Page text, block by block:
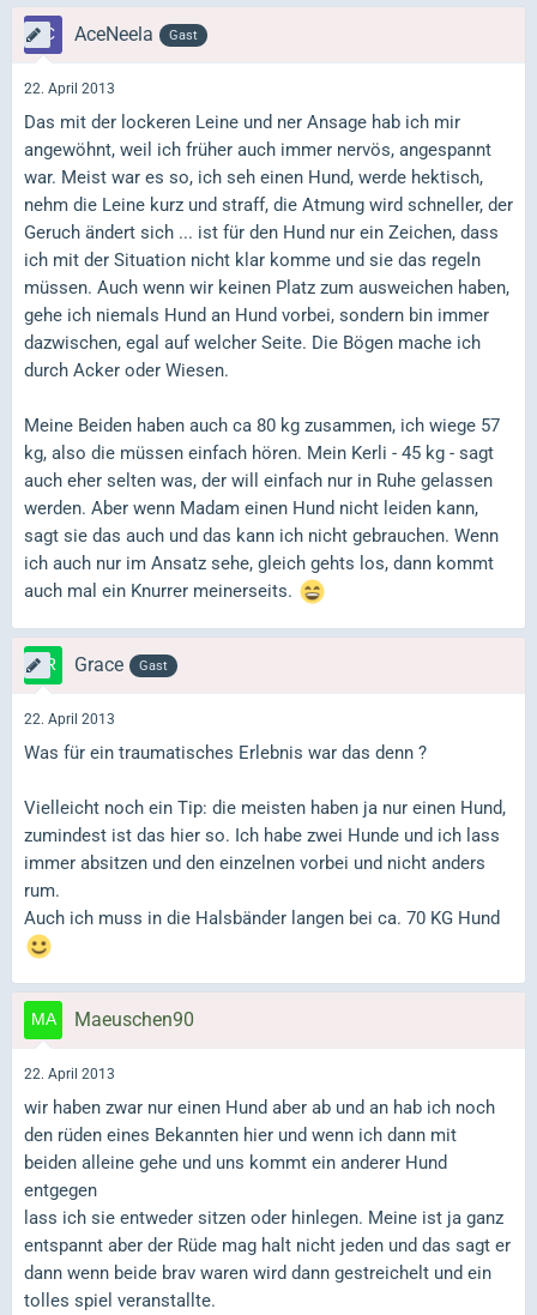
AceNeela Gast
22. April 2013
Das mit der lockeren Leine und ner Ansage hab ich mir
angewöhnt, weil ich früher auch immer nervös, angespannt
war. Meist war es so, ich seh einen Hund, werde hektisch,
nehm die Leine kurz und straff, die Atmung wird schneller, der
Geruch ändert sich ... ist für den Hund nur ein Zeichen, dass
ich mit der Situation nicht klar komme und sie das regeln
müssen. Auch wenn wir keinen Platz zum ausweichen haben,
gehe ich niemals Hund an Hund vorbei, sondern bin immer
dazwischen, egal auf welcher Seite. Die Bögen mache ich
durch Acker oder Wiesen.
Meine Beiden haben auch ca 80 kg zusammen, ich wiege 57
kg, also die müssen einfach hören. Mein Kerli - 45 kg - sagt
auch eher selten was, der will einfach nur in Ruhe gelassen
werden. Aber wenn Madam einen Hund nicht leiden kann,
sagt sie das auch und das kann ich nicht gebrauchen. Wenn
ich auch nur im Ansatz sehe, gleich gehts los, dann kommt
auch mal ein Knurrer meinerseits.
Grace Gast
22. April 2013
Was für ein traumatisches Erlebnis war das denn ?
Vielleicht noch ein Tip: die meisten haben ja nur einen Hund,
zumindest ist das hier so. Ich habe zwei Hunde und ich lass
immer absitzen und den einzelnen vorbei und nicht anders
rum.
Auch ich muss in die Halsbänder langen bei ca. 70 KG Hund
Maeuschen90
22. April 2013
wir haben zwar nur einen Hund aber ab und an hab ich noch
den rüden eines Bekannten hier und wenn ich dann mit
beiden alleine gehe und uns kommt ein anderer Hund
entgegen
lass ich sie entweder sitzen oder hinlegen. Meine ist ja ganz
entspannt aber der Rüde mag halt nicht jeden und das sagt er
dann wenn beide brav waren wird dann gestreichelt und ein
tolles spiel veranstallte.